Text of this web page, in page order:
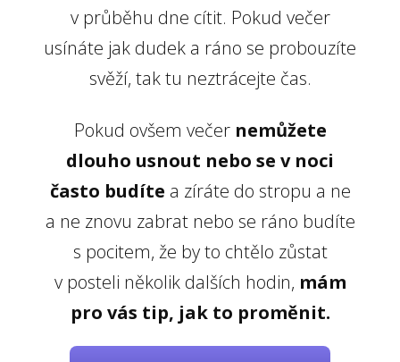
v průběhu dne cítit. Pokud večer
usínáte jak dudek a ráno se probouzíte
svěží, tak tu neztrácejte čas.
Pokud ovšem večer nemůžete
dlouho usnout nebo se v noci
často budíte a zíráte do stropu a ne
a ne znovu zabrat nebo se ráno budíte
s pocitem, že by to chtělo zůstat
v posteli několik dalších hodin, mám
pro vás tip, jak to proměnit.